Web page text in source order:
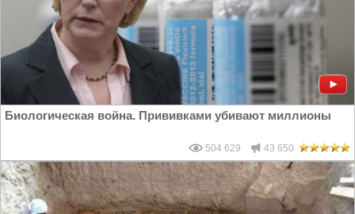
Биологическая война. Прививками убивают миллионы
504 629 43 650